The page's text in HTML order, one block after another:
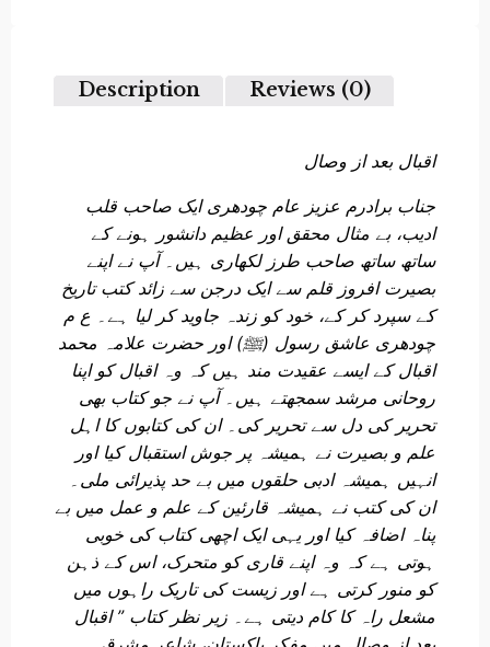
Description Reviews (0)
اقبال بعد از وصال
جناب برادرم عزیز عام چودھری ایک صاحب قلب
ادیب، بے مثال محقق اور عظیم دانشور ہونے کے
ساتھ ساتھ صاحب طرز لکھاری ہیں۔ آپ نے اپنے
بصیرت افروز قلم سے ایک درجن سے زائد کتب تاریخ
کے سپرد کر کے، خود کو زندہ جاوید کر لیا ہے۔ ع م
چودھری عاشق رسول (ﷺ) اور حضرت علامہ محمد
اقبال کے ایسے عقیدت مند ہیں کہ وہ اقبال کو اپنا
روحانی مرشد سمجھتے ہیں۔ آپ نے جو کتاب بھی
تحریر کی دل سے تحریر کی۔ ان کی کتابوں کا اہل
علم و بصیرت نے ہمیشہ پر جوش استقبال کیا اور
انہیں ہمیشہ ادبی حلقوں میں بے حد پذیرائی ملی۔
ان کی کتب نے ہمیشہ قارئین کے علم و عمل میں بے
پناہ اضافہ کیا اور یہی ایک اچھی کتاب کی خوبی
ہوتی ہے کہ وہ اپنے قاری کو متحرک، اس کے ذہن
کو منور کرتی ہے اور زیست کی تاریک راہوں میں
مشعل راہ کا کام دیتی ہے۔ زیر نظر کتاب ” اقبال